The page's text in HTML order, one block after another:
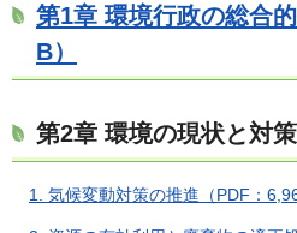
第1章 環境行政の総合
B）
第2章 環境の現状と対策
1. 気候変動対策の推進（PDF：